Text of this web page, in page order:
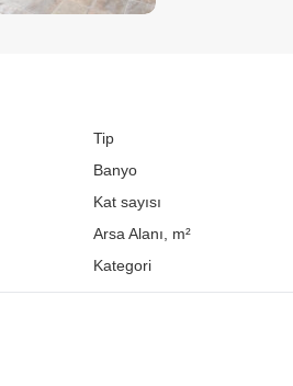
Tip
Banyo
Kat sayısı
Arsa Alanı, m²
Kategori